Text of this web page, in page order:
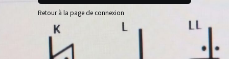
Retour à la page de connexion